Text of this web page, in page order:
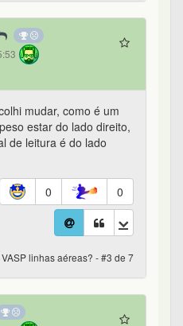
mudar, como é um
estar do lado direito,
de leitura é do lado
0 0
linhas aéreas? - #3 de 7